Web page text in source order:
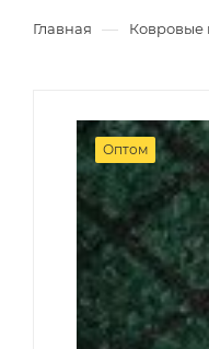
Главная — Ковровые
Оптом